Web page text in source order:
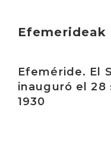
Efemerideak
Efeméride. El
inauguró el 28
1930